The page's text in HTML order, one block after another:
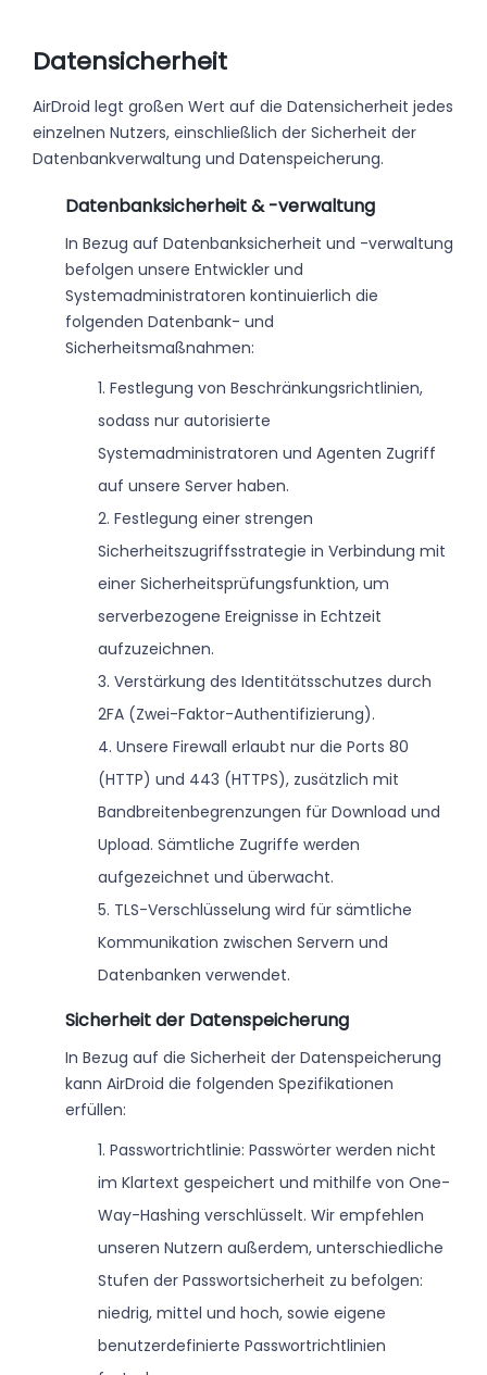
Datensicherheit
AirDroid legt großen Wert auf die Datensicherheit jedes
einzelnen Nutzers, einschließlich der Sicherheit der
Datenbankverwaltung und Datenspeicherung.
Datenbanksicherheit & -verwaltung
In Bezug auf Datenbanksicherheit und -verwaltung
befolgen unsere Entwickler und
Systemadministratoren kontinuierlich die
folgenden Datenbank- und
Sicherheitsmaßnahmen:
1. Festlegung von Beschränkungsrichtlinien,
sodass nur autorisierte
Systemadministratoren und Agenten Zugriff
auf unsere Server haben.
2. Festlegung einer strengen
Sicherheitszugriffsstrategie in Verbindung mit
einer Sicherheitsprüfungsfunktion, um
serverbezogene Ereignisse in Echtzeit
aufzuzeichnen.
3. Verstärkung des Identitätsschutzes durch
2FA (Zwei-Faktor-Authentifizierung).
4. Unsere Firewall erlaubt nur die Ports 80
(HTTP) und 443 (HTTPS), zusätzlich mit
Bandbreitenbegrenzungen für Download und
Upload. Sämtliche Zugriffe werden
aufgezeichnet und überwacht.
5. TLS-Verschlüsselung wird für sämtliche
Kommunikation zwischen Servern und
Datenbanken verwendet.
Sicherheit der Datenspeicherung
In Bezug auf die Sicherheit der Datenspeicherung
kann AirDroid die folgenden Spezifikationen
erfüllen:
1. Passwortrichtlinie: Passwörter werden nicht
im Klartext gespeichert und mithilfe von One-
Way-Hashing verschlüsselt. Wir empfehlen
unseren Nutzern außerdem, unterschiedliche
Stufen der Passwortsicherheit zu befolgen:
niedrig, mittel und hoch, sowie eigene
benutzerdefinierte Passwortrichtlinien